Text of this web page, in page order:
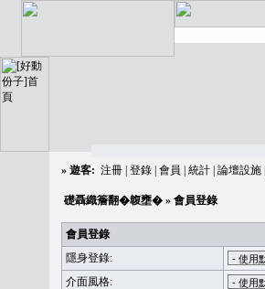
» 遊客: 注冊 登錄 會員 統計 論壇設施
礎聶織簷翻�䪖壅� » 會員登錄
會員登錄
隱身登錄:
介面風格: